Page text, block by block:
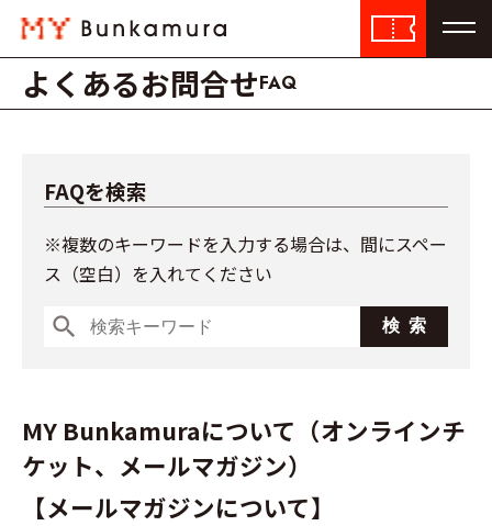
よくあるお問合せFAQ
FAQを検索
※複数のキーワードを入力する場合は、間にスペー
ス（空白）を入れてください
search
MY Bunkamuraについて（オンラインチ
ケット、メールマガジン）
【メールマガジンについて】